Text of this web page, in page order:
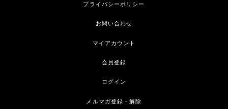
プライバシーポリシー
お問い合わせ
マイアカウント
会員登録
ログイン
メルマガ登録・解除